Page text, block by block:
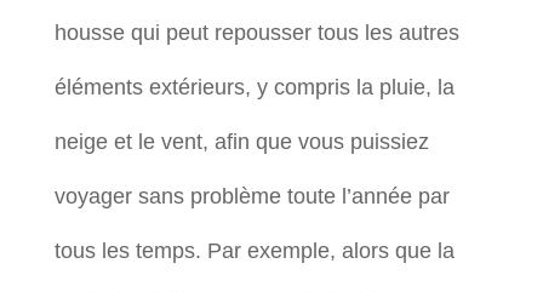
housse qui peut repousser tous les autres
éléments extérieurs, y compris la pluie, la
neige et le vent, afin que vous puissiez
voyager sans problème toute l’année par
tous les temps. Par exemple, alors que la